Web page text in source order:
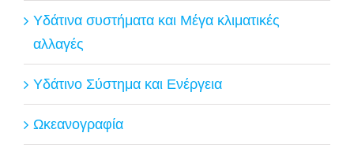
Υδάτινα συστήματα και Μέγα κλιματικές
αλλαγές
Υδάτινο Σύστημα και Ενέργεια
Ωκεανογραφία